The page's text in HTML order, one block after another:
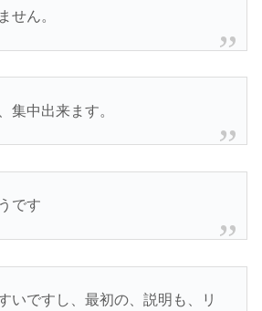
せん。
集中出来ます。
です
いですし、最初の、説明も、リ